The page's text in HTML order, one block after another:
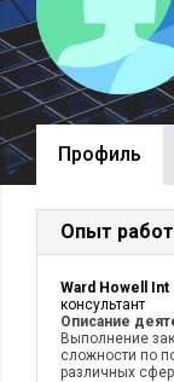
Профиль
Опыт
Ward Howell Int
консультант
Описание
Выполнение
сложности по
различных